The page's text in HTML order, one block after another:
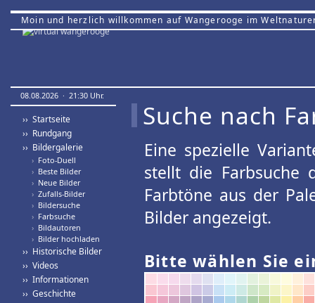
Moin und herzlich willkommen auf Wangerooge im
08.08.2026 · 21:30 Uhr.
›› Startseite
›› Rundgang
›› Bildergalerie
› Foto-Duell
› Beste Bilder
› Neue Bilder
› Zufalls-Bilder
› Bildersuche
› Farbsuche
› Bildautoren
› Bilder hochladen
›› Historische Bilder
›› Videos
›› Informationen
›› Geschichte
Suche nach
Eine spezielle
stellt die Farbsuche
Farbtöne aus der
Bilder angezeigt.
Bitte wählen Sie